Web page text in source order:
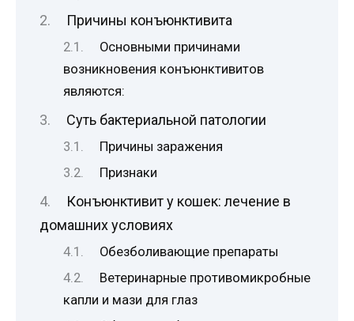
Причины конъюнктивита
Основными причинами
возникновения конъюнктивитов
являются:
Суть бактериальной патологии
Причины заражения
Признаки
Конъюнктивит у кошек: лечение в
домашних условиях
Обезболивающие препараты
Ветеринарные противомикробные
капли и мази для глаз